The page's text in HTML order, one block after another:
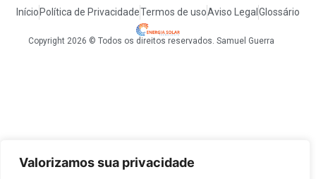
Valorizamos sua privacidade
Início Política de PrivacidadeTermos de usoAviso Legal Glossário
Copyright 2026 © Todos os direitos reservados. Samuel Guerra